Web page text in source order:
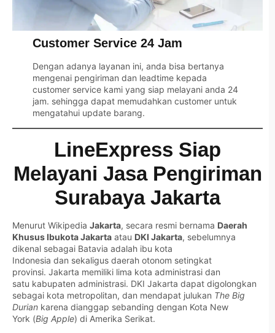
Customer Service 24 Jam
Dengan adanya layanan ini, anda bisa bertanya
mengenai pengiriman dan leadtime kepada
customer service kami yang siap melayani anda 24
jam. sehingga dapat memudahkan customer untuk
mengatahui update barang.
LineExpress Siap
Melayani Jasa Pengiriman
Surabaya Jakarta
Menurut Wikipedia Jakarta, secara resmi bernama Daerah
Khusus Ibukota Jakarta atau DKI Jakarta, sebelumnya
dikenal sebagai Batavia adalah ibu kota
Indonesia dan sekaligus daerah otonom setingkat
provinsi. Jakarta memiliki lima kota administrasi dan
satu kabupaten administrasi. DKI Jakarta dapat digolongkan
sebagai kota metropolitan, dan mendapat julukan The Big
Durian karena dianggap sebanding dengan Kota New
York (Big Apple) di Amerika Serikat.